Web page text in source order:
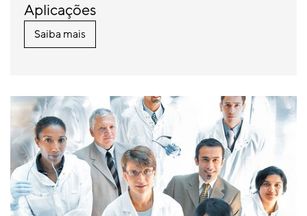
Aplicações
Saiba mais